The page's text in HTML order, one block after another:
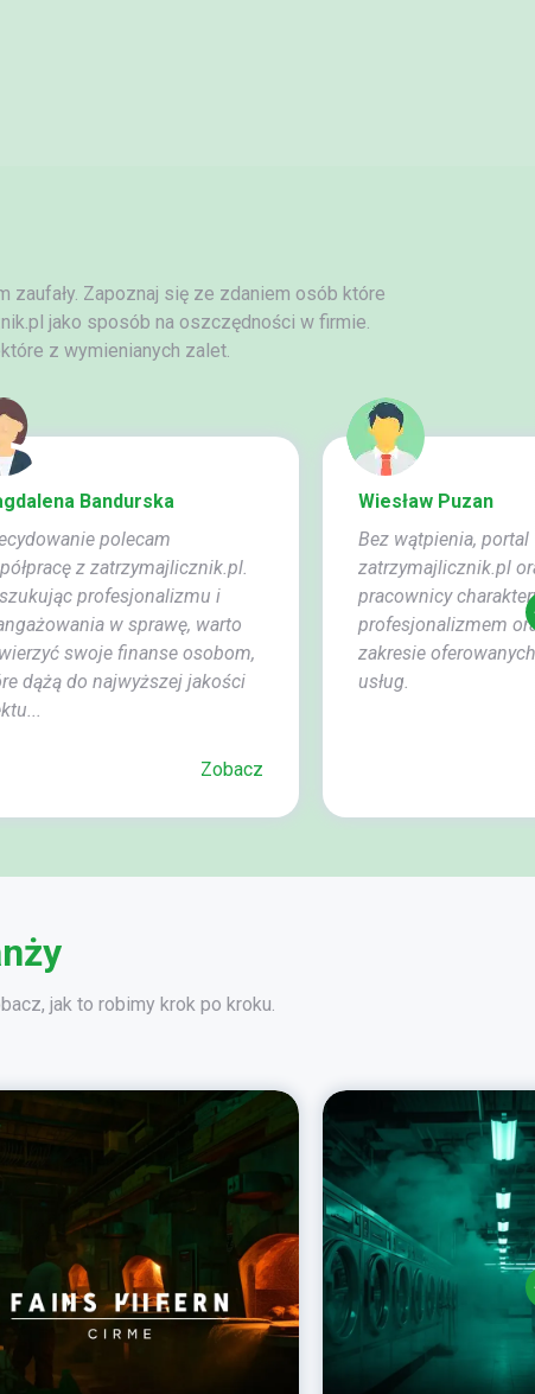
zaufały. Zapoznaj się ze zdaniem osób które
jako sposób na oszczędności w firmie.
z wymienianych zalet.
Bandurska
polecam
z zatrzymajlicznik.pl.
profesjonalizmu i
w sprawę, warto
swoje finanse osobom,
dążą do najwyższej jakości
Zobacz
Wiesław Puzan
Bez wątpienia, portal
zatrzymajlicznik.pl
pracownicy
profesjonalizmem
zakresie
usług.
jak to robimy krok po kroku.